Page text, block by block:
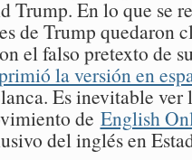
Trump. En lo que se
de Trump quedaron
el falso pretexto de
la versión en
Es inevitable
de English
del inglés en